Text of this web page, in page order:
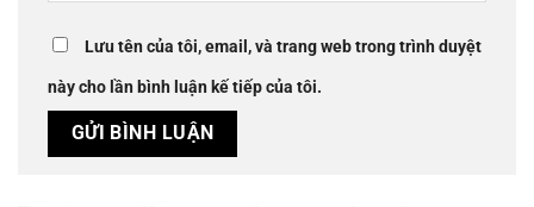
Lưu tên của tôi, email, và trang web trong trình duyệt
này cho lần bình luận kế tiếp của tôi.